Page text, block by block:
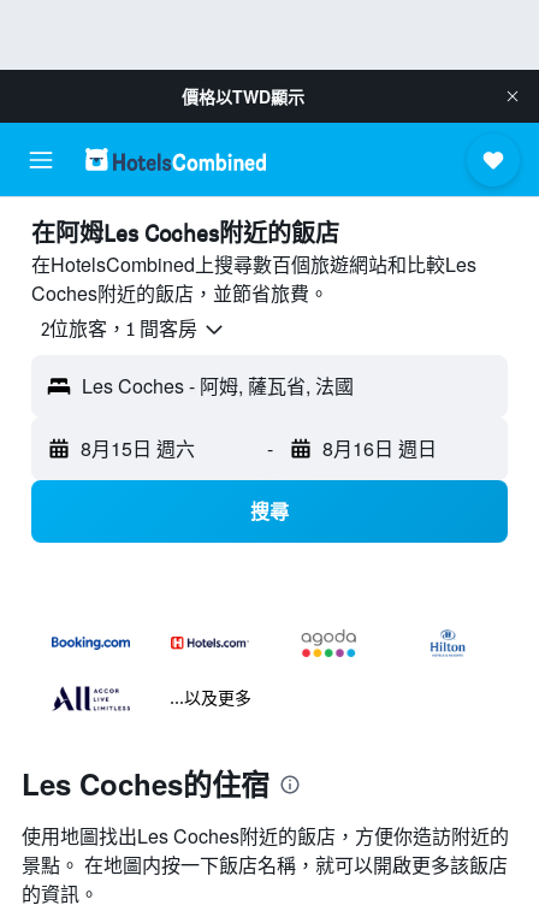
價格以TWD顯示
​在阿姆Les Coches附近​的飯店
在HotelsCombined上搜尋數百個旅遊網站和比較Les
Coches附近的飯店，並節省旅費。
2位旅客，1 間客房
Les Coches - 阿姆, 薩瓦省, 法國
8月15日 週六 - 8月16日 週日
搜尋
...以及更多
Les Coches的住宿
使用地圖找出Les Coches​附近的飯店，方便你造訪附近的
景點。 在地圖内按一下飯店名稱，就可以開啟更多該飯店
的資訊。